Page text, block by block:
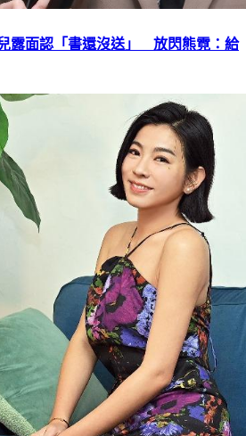
露面認「書還沒送」 放閃熊霓：給